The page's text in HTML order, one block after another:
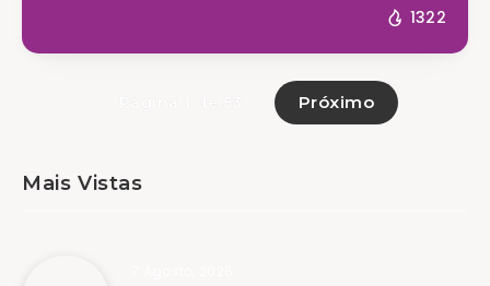
1322
Próximo
Mais Vistas